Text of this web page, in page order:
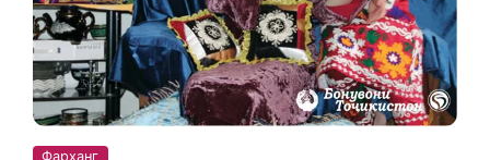
Фарҳанг